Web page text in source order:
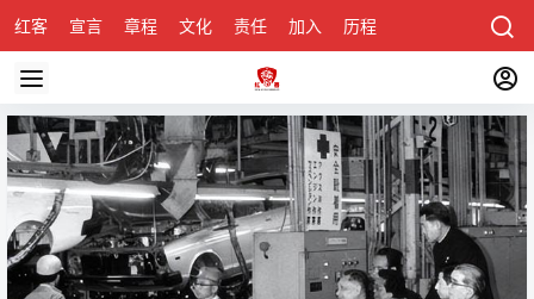
红客 宣言 章程 文化 责任 加入 历程 关于